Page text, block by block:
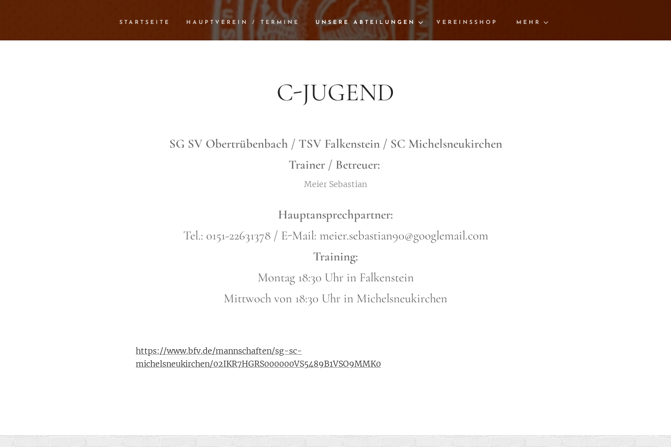
STARTSEITE HAUPTVEREIN / TERMINE UNSERE ABTEILUNGEN VEREINSSHOP MEHR
C-JUGEND
SG SV Obertrübenbach / TSV Falkenstein / SC Michelsneukirchen
Trainer / Betreuer:
Meier Sebastian
Hauptansprechpartner:
Tel.: 0151-22631378 / E-Mail: meier.sebastian90@googlemail.com
Training:
Montag 18:30 Uhr in Falkenstein
Mittwoch von 18:30 Uhr in Michelsneukirchen
https://www.bfv.de/mannschaften/sg-sc-
michelsneukirchen/02IKR7HGRS000000VS5489B1VSO9MMK0